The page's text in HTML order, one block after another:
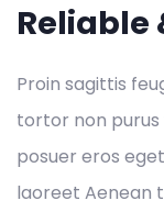
Reliable
Proin sagittis
tortor non
posuer eros
laoreet Aenean